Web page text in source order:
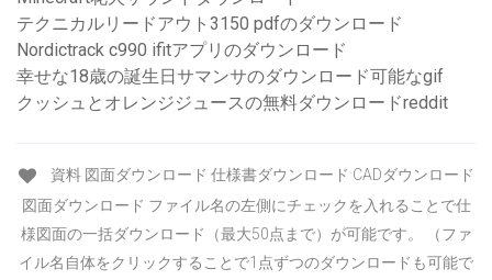
テクニカルリードアウト3150 pdfのダウンロード
Nordictrack c990 ifitアプリのダウンロード
幸せな18歳の誕生日サマンサのダウンロード可能なgif
クッシュとオレンジジュースの無料ダウンロードreddit
資料 図面ダウンロード 仕様書ダウンロード CADダウンロード
図面ダウンロード ファイル名の左側にチェックを入れることで仕
様図面の一括ダウンロード（最大50点まで）が可能です。 （ファ
イル名自体をクリックすることで1点ずつのダウンロードも可能で